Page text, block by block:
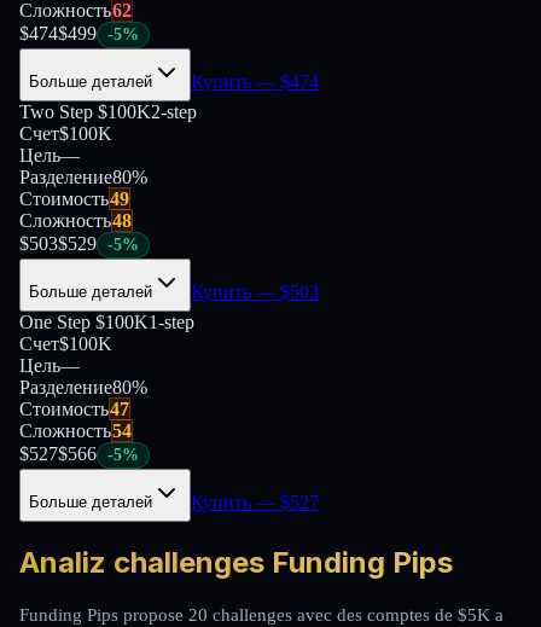
Сложность62
$474$499 -5%
Больше деталей Купить — $474
Two Step $100K2-step
Счет$100K
Цель—
Разделение80%
Стоимость49
Сложность48
$503$529 -5%
Больше деталей Купить — $503
One Step $100K1-step
Счет$100K
Цель—
Разделение80%
Стоимость47
Сложность54
$527$566 -5%
Больше деталей Купить — $527
Analiz challenges Funding Pips
Funding Pips propose 20 challenges avec des comptes de $5K a